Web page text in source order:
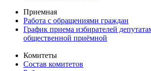
Приемная
Работа с обращениями граждан
График приема избирателей
общественной приёмной
Комитеты
Состав комитетов